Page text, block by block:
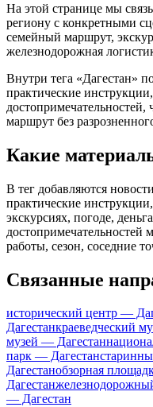
На этой странице мы
региону с конкретными
семейный маршрут,
железнодорожная
Внутри тега «Дагестан»
практические
достопримечательностей,
маршрут без
Какие
В тег добавляются
практические
экскурсиях, погоде,
работы, сезон, соседние
Связанные
исторический центр —
Дагестанкраеведческий
музей — Дагестан
парк — Дагестан
Дагестанобзорная
Дагестан
— Дагестан